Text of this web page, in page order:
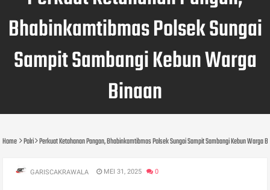
Bhabinkamtibmas Polsek Sungai
Sampit Sambangi Kebun Warga
Binaan
Home Polri Perkuat Ketahanan Pangan, Bhabinkamtibmas Polsek Sungai Sampit Sambangi Kebun Warga
GARISCAKRAWALA MEI 31, 2025 0